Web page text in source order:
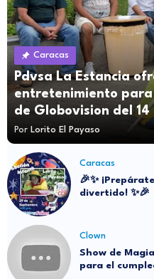
Caracas
Pdvsa La Estancia
entretenimiento
de Globovision del
Por Lorito El Payaso
Caracas
🎉✨
divertido! ✨🎉
Clown
Show de
para el